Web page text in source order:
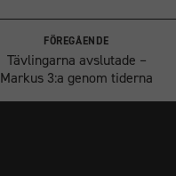
FÖREGÅENDE
Tävlingarna avslutade –
Markus 3:a genom tiderna